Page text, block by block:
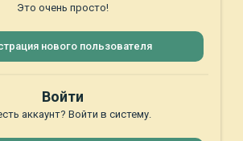
Это очень просто!
нового пользователя
Войти
аккаунт? Войти в систему.